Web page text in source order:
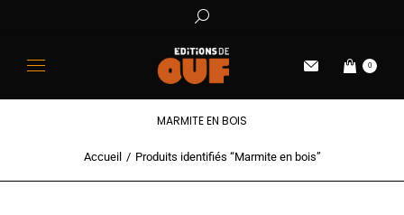
0
MARMITE EN BOIS
Vous êtes ici :
Accueil Produits identifiés “Marmite en bois”